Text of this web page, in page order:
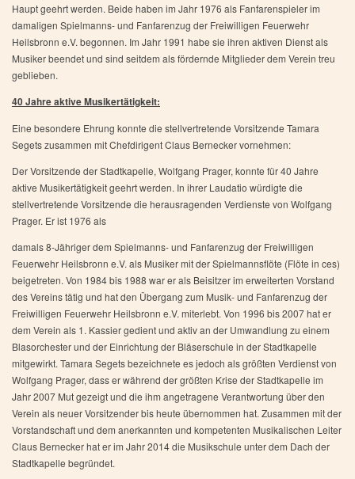
Haupt geehrt werden. Beide haben im Jahr 1976 als Fanfarenspieler im
damaligen Spielmanns- und Fanfarenzug der Freiwilligen Feuerwehr
Heilsbronn e.V. begonnen. Im Jahr 1991 habe sie ihren aktiven Dienst als
Musiker beendet und sind seitdem als fördernde Mitglieder dem Verein treu
geblieben.
40 Jahre aktive Musikertätigkeit:
Eine besondere Ehrung konnte die stellvertretende Vorsitzende Tamara
Segets zusammen mit Chefdirigent Claus Bernecker vornehmen:
Der Vorsitzende der Stadtkapelle, Wolfgang Prager, konnte für 40 Jahre
aktive Musikertätigkeit geehrt werden. In ihrer Laudatio würdigte die
stellvertretende Vorsitzende die herausragenden Verdienste von Wolfgang
Prager. Er ist 1976 als
damals 8-Jähriger dem Spielmanns- und Fanfarenzug der Freiwilligen
Feuerwehr Heilsbronn e.V. als Musiker mit der Spielmannsflöte (Flöte in ces)
beigetreten. Von 1984 bis 1988 war er als Beisitzer im erweiterten Vorstand
des Vereins tätig und hat den Übergang zum Musik- und Fanfarenzug der
Freiwilligen Feuerwehr Heilsbronn e.V. miterlebt. Von 1996 bis 2007 hat er
dem Verein als 1. Kassier gedient und aktiv an der Umwandlung zu einem
Blasorchester und der Einrichtung der Bläserschule in der Stadtkapelle
mitgewirkt. Tamara Segets bezeichnete es jedoch als größten Verdienst von
Wolfgang Prager, dass er während der größten Krise der Stadtkapelle im
Jahr 2007 Mut gezeigt und die ihm angetragene Verantwortung über den
Verein als neuer Vorsitzender bis heute übernommen hat. Zusammen mit der
Vorstandschaft und dem anerkannten und kompetenten Musikalischen Leiter
Claus Bernecker hat er im Jahr 2014 die Musikschule unter dem Dach der
Stadtkapelle begründet.